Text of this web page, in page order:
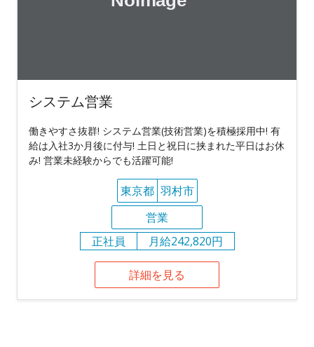
システム営業
働きやすさ抜群! システム営業(技術営業)を積極採用中! 有
給は入社3か月後に付与! 土日と祝日に挟まれた平日はお休
み! 営業未経験からでも活躍可能!
東京都 羽村市
営業
正社員
月給242,820円
詳細を見る